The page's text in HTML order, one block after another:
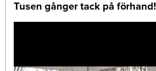
Tusen gånger tack på förhand!